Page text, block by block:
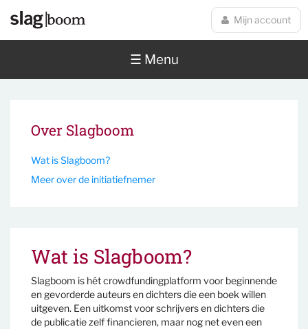
Mijn account
☰ Menu
Over Slagboom
Wat is Slagboom?
Meer over de initiatiefnemer
Wat is Slagboom?
Slagboom is hét crowdfundingplatform voor beginnende
en gevorderde auteurs en dichters die een boek willen
uitgeven. Een uitkomst voor schrijvers en dichters die
de publicatie zelf financieren, maar nog net even een